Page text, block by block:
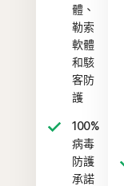
體、
勒索
軟體
和駭
客防
護
100%
病毒
防護
承諾